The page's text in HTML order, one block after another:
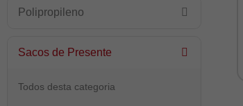
Polipropileno
Sacos de Presente
Todos desta categoria